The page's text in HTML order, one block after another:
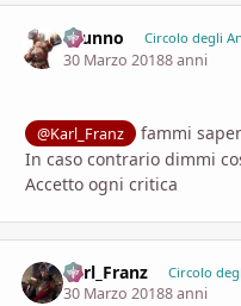
brunno Circolo degli
30 Marzo 20188 anni
@Karl_Franz
fammi
In caso contrario dimmi
Accetto ogni critica
Karl_Franz Circolo
30 Marzo 20188 anni